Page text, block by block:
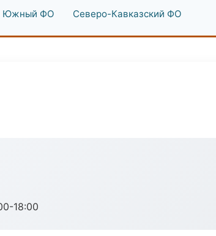
Южный ФО Северо-Кавказский ФО
18:00